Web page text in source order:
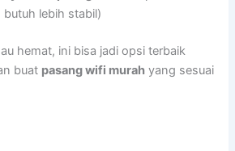
butuh lebih stabil)
hemat, ini bisa jadi opsi terbaik
buat pasang wifi murah yang sesuai